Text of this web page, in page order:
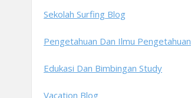
Sekolah Surfing Blog
Pengetahuan Dan Ilmu Pengetahuan
Edukasi Dan Bimbingan Study
Vacation Blog